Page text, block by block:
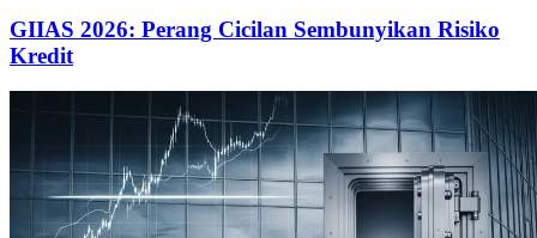
GIIAS 2026: Perang Cicilan Sembunyikan Risiko
Kredit